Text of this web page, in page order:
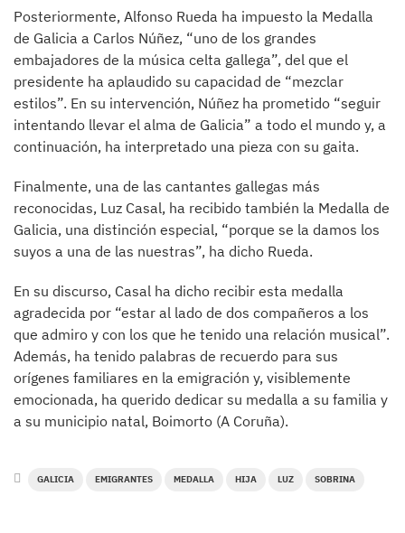
Posteriormente, Alfonso Rueda ha impuesto la Medalla
de Galicia a Carlos Núñez, “uno de los grandes
embajadores de la música celta gallega”, del que el
presidente ha aplaudido su capacidad de “mezclar
estilos”. En su intervención, Núñez ha prometido “seguir
intentando llevar el alma de Galicia” a todo el mundo y, a
continuación, ha interpretado una pieza con su gaita.
Finalmente, una de las cantantes gallegas más
reconocidas, Luz Casal, ha recibido también la Medalla de
Galicia, una distinción especial, “porque se la damos los
suyos a una de las nuestras”, ha dicho Rueda.
En su discurso, Casal ha dicho recibir esta medalla
agradecida por “estar al lado de dos compañeros a los
que admiro y con los que he tenido una relación musical”.
Además, ha tenido palabras de recuerdo para sus
orígenes familiares en la emigración y, visiblemente
emocionada, ha querido dedicar su medalla a su familia y
a su municipio natal, Boimorto (A Coruña).
GALICIA EMIGRANTES MEDALLA HIJA LUZ SOBRINA